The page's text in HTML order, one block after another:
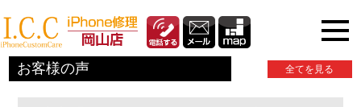
お客様の声 全てを見る